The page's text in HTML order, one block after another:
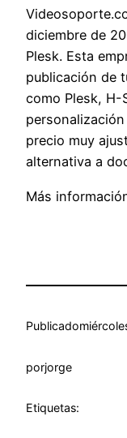
diciembre de
Plesk. Esta
publicación de
como Plesk, H-
precio muy
alternativa a
Más
Publicado
porjorge
Etiquetas: